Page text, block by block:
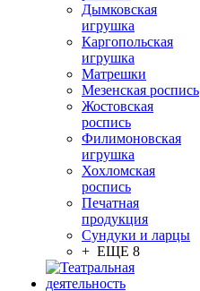
Дымковская
игрушка
Каргопольская
игрушка
Матрешки
Мезенская роспись
Жостовская
роспись
Филимоновская
игрушка
Хохломская
роспись
Печатная
продукция
Сундуки и ларцы
+ ЕЩЕ 8